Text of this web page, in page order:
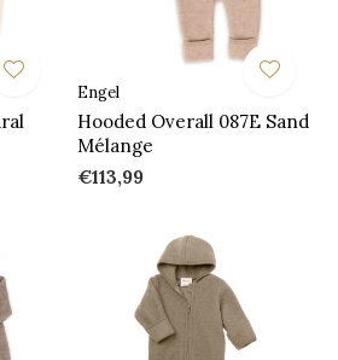
Engel
Hooded Overall 087E Sand
Mélange
€113,99